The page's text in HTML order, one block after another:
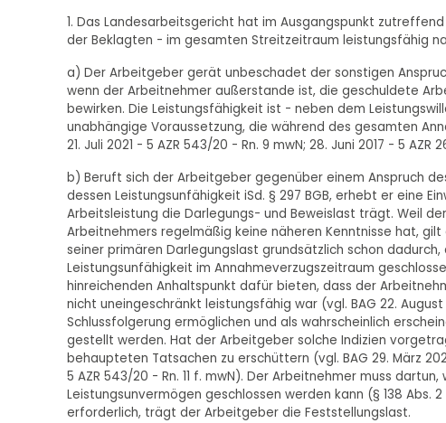
1. Das Landesarbeitsgericht hat im Ausgangspunkt
der Beklagten - im gesamten Streitzeitraum leistungsfähig
a) Der Arbeitgeber gerät unbeschadet der sonstigen
wenn der Arbeitnehmer außerstande ist, die geschuldete
bewirken. Die Leistungsfähigkeit ist - neben dem
unabhängige Voraussetzung, die während des gesamten
21. Juli 2021 - 5 AZR 543/20 - Rn. 9 mwN; 28. Juni 2017 - 5 AZR
b) Beruft sich der Arbeitgeber gegenüber einem Anspruch
dessen Leistungsunfähigkeit iSd. § 297 BGB, erhebt er eine
Arbeitsleistung die Darlegungs- und Beweislast trägt. Weil
Arbeitnehmers regelmäßig keine näheren Kenntnisse hat,
seiner primären Darlegungslast grundsätzlich schon
Leistungsunfähigkeit im Annahmeverzugszeitraum
hinreichenden Anhaltspunkt dafür bieten, dass der
nicht uneingeschränkt leistungsfähig war (vgl. BAG 22.
Schlussfolgerung ermöglichen und als wahrscheinlich
gestellt werden. Hat der Arbeitgeber solche Indizien
behaupteten Tatsachen zu erschüttern (vgl. BAG 29. März
5 AZR 543/20 - Rn. 11 f. mwN). Der Arbeitnehmer muss
Leistungsunvermögen geschlossen werden kann (§ 138 Abs.
erforderlich, trägt der Arbeitgeber die Feststellungslast.